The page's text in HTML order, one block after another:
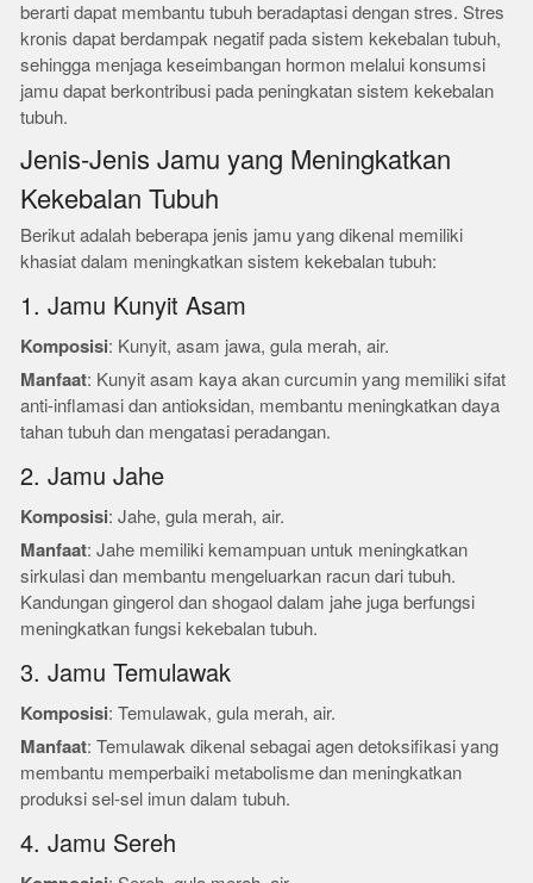
berarti dapat membantu tubuh beradaptasi dengan stres. Stres
kronis dapat berdampak negatif pada sistem kekebalan tubuh,
sehingga menjaga keseimbangan hormon melalui konsumsi
jamu dapat berkontribusi pada peningkatan sistem kekebalan
tubuh.
Jenis-Jenis Jamu yang Meningkatkan
Kekebalan Tubuh
Berikut adalah beberapa jenis jamu yang dikenal memiliki
khasiat dalam meningkatkan sistem kekebalan tubuh:
1. Jamu Kunyit Asam
Komposisi: Kunyit, asam jawa, gula merah, air.
Manfaat: Kunyit asam kaya akan curcumin yang memiliki sifat
anti-inflamasi dan antioksidan, membantu meningkatkan daya
tahan tubuh dan mengatasi peradangan.
2. Jamu Jahe
Komposisi: Jahe, gula merah, air.
Manfaat: Jahe memiliki kemampuan untuk meningkatkan
sirkulasi dan membantu mengeluarkan racun dari tubuh.
Kandungan gingerol dan shogaol dalam jahe juga berfungsi
meningkatkan fungsi kekebalan tubuh.
3. Jamu Temulawak
Komposisi: Temulawak, gula merah, air.
Manfaat: Temulawak dikenal sebagai agen detoksifikasi yang
membantu memperbaiki metabolisme dan meningkatkan
produksi sel-sel imun dalam tubuh.
4. Jamu Sereh